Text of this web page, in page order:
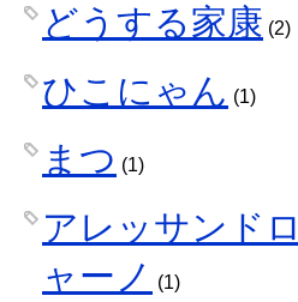
どうする家康 (2)
ひこにゃん (1)
まつ (1)
アレッサンド
ャーノ
(1)